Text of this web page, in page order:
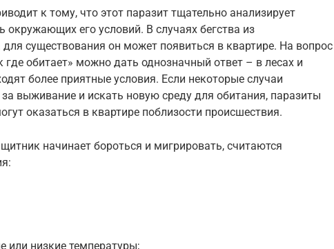
к тому, что этот паразит тщательно анализирует
окружающих его условий. В случаях бегства из
для существования он может появиться в квартире. На вопрос
обитает» можно дать однозначный ответ – в лесах и
более приятные условия. Если некоторые случаи
выживание и искать новую среду для обитания, паразиты
оказаться в квартире поблизости происшествия.
начинает бороться и мигрировать, считаются
или низкие температуры;